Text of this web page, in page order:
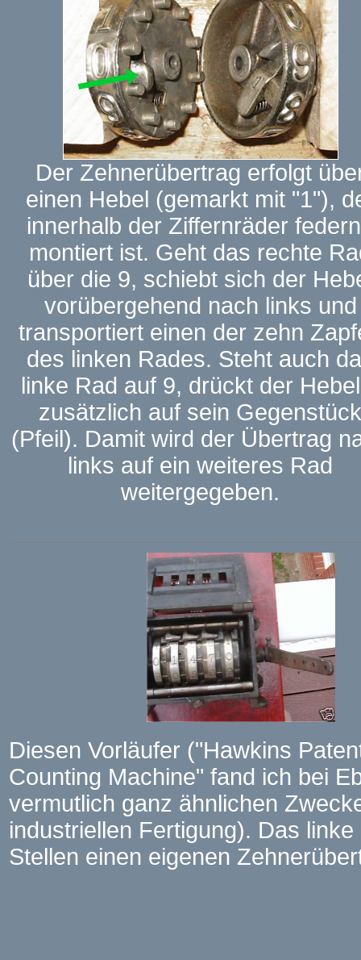
Der Zehnerübertrag erfolgt
einen Hebel (gemarkt mit "1"),
innerhalb der Ziffernräder
montiert ist. Geht das rechte
über die 9, schiebt sich der
vorübergehend nach links und
transportiert einen der zehn
des linken Rades. Steht auch
linke Rad auf 9, drückt der
zusätzlich auf sein
(Pfeil). Damit wird der Übertrag
links auf ein weiteres Rad
weitergegeben.
Diesen Vorläufer ("Hawkins
Counting Machine" fand ich bei
vermutlich ganz ähnlichen
industriellen Fertigung). Das
Stellen einen eigenen